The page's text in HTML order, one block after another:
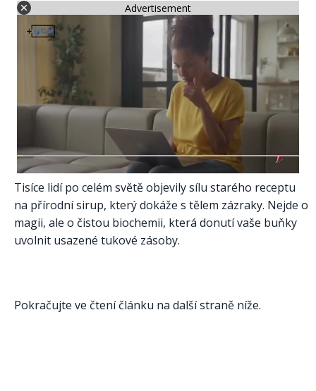
Advertisement
Tisíce lidí po celém světě objevily sílu starého receptu
na přírodní sirup, který dokáže s tělem zázraky. Nejde o
magii, ale o čistou biochemii, která donutí vaše buňky
uvolnit usazené tukové zásoby.
Pokračujte ve čtení článku na další straně níže.